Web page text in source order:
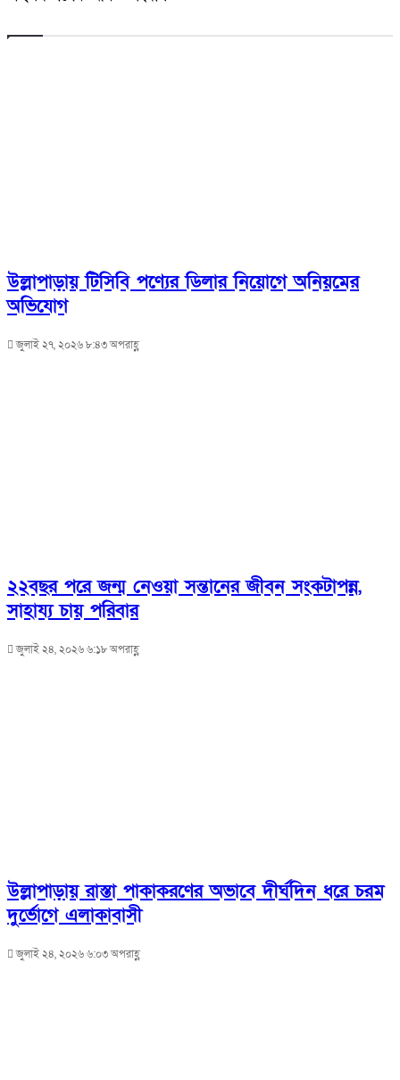
উল্লাপাড়ায় টিসিবি পণ্যের ডিলার নিয়োগে অনিয়মের
অভিযোগ
জুলাই ২৭, ২০২৬ ৮:৪৩ অপরাহ্ণ
২২বছর পরে জন্ম নেওয়া সন্তানের জীবন সংকটাপন্ন,
সাহায্য চায় পরিবার
জুলাই ২৪, ২০২৬ ৬:১৮ অপরাহ্ণ
উল্লাপাড়ায় রাস্তা পাকাকরণের অভাবে দীর্ঘদিন ধরে চরম
দুর্ভোগে এলাকাবাসী
জুলাই ২৪, ২০২৬ ৬:০৩ অপরাহ্ণ